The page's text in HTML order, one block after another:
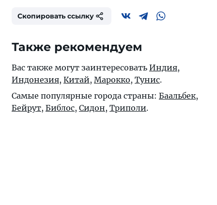
Скопировать ссылку
Также рекомендуем
Вас также могут заинтересовать Индия,
Индонезия, Китай, Марокко, Тунис.
Самые популярные города страны: Баальбек,
Бейрут, Библос, Сидон, Триполи.